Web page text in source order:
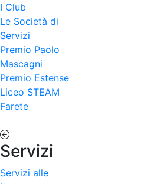
I Club
Le Società di
Servizi
Premio Paolo
Mascagni
Premio Estense
Liceo STEAM
Farete
Servizi
Servizi alle